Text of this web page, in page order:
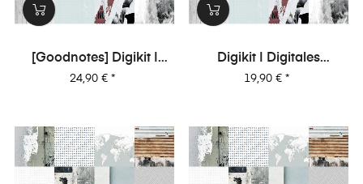
[Goodnotes] Digikit |
Digitales Journalingkit -
Preis
24,90 € *
Digikit | Digitales
Journalingkit -
Preis
19,90 € *